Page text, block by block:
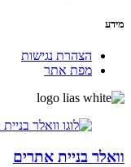
מידע
הצהרת נגישות
מפת אתר
וואלר בניית אתרים